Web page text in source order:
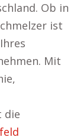
Ob in
ist
Mit
die